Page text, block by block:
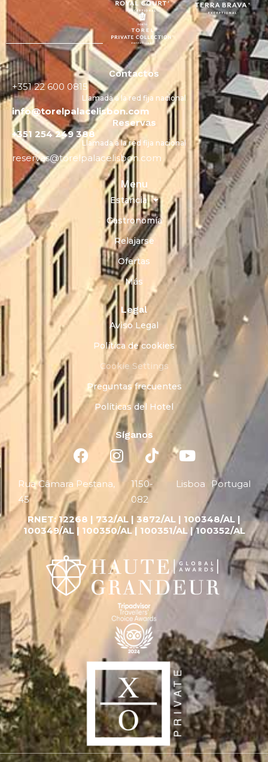
Contactos
+351 22 600 0815
Llamada a la red fija nacional
info@torelpalacelisbon.com
Reservas
+351 254 249 388
Llamada a la red fija nacional
reservas@torelpalacelisbon.com
Menu
Estancia
Gastronomía
Relajarse
Ofertas
Más
Legal
Aviso Legal
Política de cookies
Cookie Settings
Preguntas frecuentes
Políticas del Hotel
Síganos
Rua Câmara Pestana,
45
1150-
082
Lisboa Portugal
RNET:12268 | 732/AL | 3872/AL | 100348/AL |
100349/AL | 100350/AL | 100351/AL | 100352/AL